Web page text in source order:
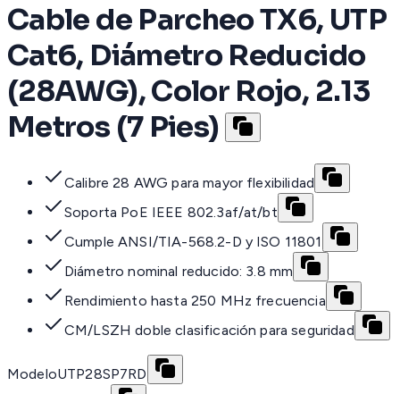
Cable de Parcheo TX6, UTP
Cat6, Diámetro Reducido
(28AWG), Color Rojo, 2.13
Metros (7 Pies)
Calibre 28 AWG para mayor flexibilidad
Soporta PoE IEEE 802.3af/at/bt
Cumple ANSI/TIA-568.2-D y ISO 11801
Diámetro nominal reducido: 3.8 mm
Rendimiento hasta 250 MHz frecuencia
CM/LSZH doble clasificación para seguridad
ModeloUTP28SP7RD